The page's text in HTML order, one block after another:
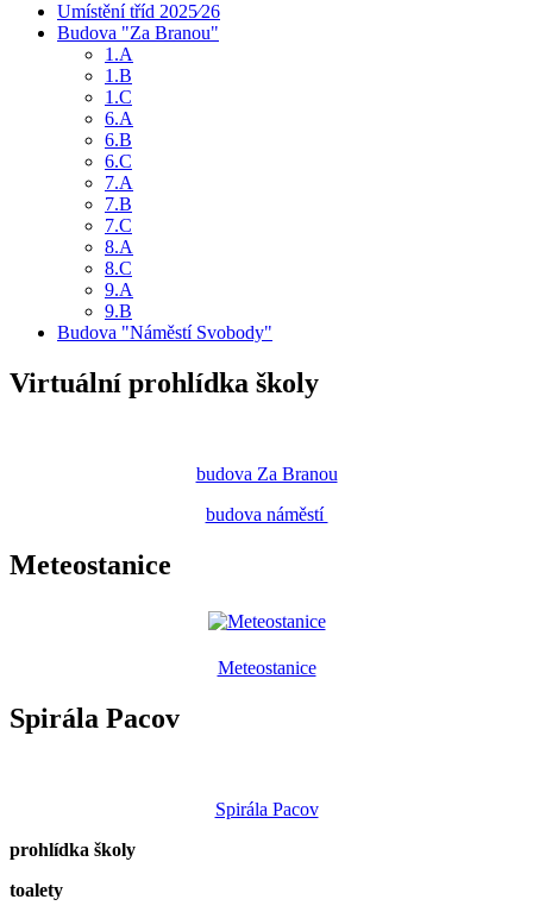
Umístění tříd 2025⁄26
Budova "Za Branou"
1.A
1.B
1.C
6.A
6.B
6.C
7.A
7.B
7.C
8.A
8.C
9.A
9.B
Budova "Náměstí Svobody"
Virtuální prohlídka školy
budova Za Branou
budova náměstí
Meteostanice
Meteostanice
Spirála Pacov
Spirála Pacov
prohlídka školy
toalety